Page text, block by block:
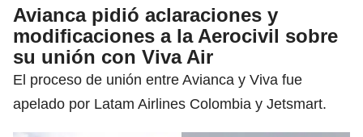
Avianca pidió aclaraciones y
modificaciones a la Aerocivil sobre
su unión con Viva Air
El proceso de unión entre Avianca y Viva fue
apelado por Latam Airlines Colombia y Jetsmart.